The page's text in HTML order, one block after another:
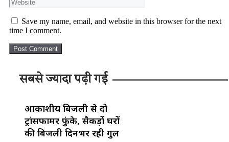
Save my name, email, and website in this browser for the next
time I comment.
सबसे ज्यादा पढ़ी गई
आकाशीय बिजली से दो
ट्रांसफार्मर फुंके, सैकड़ों घरों
की बिजली दिनभर रही गुल